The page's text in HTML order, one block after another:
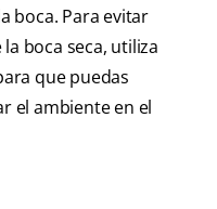
boca. Para evitar
boca seca, utiliza
que puedas
el ambiente en el